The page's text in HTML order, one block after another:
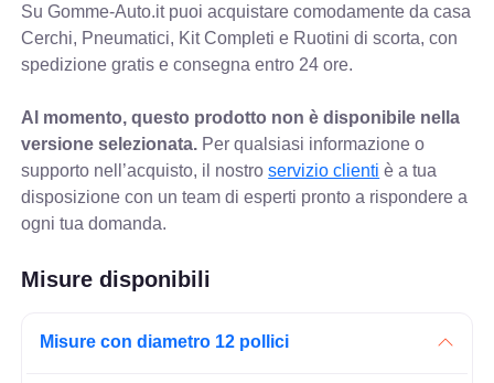
Su Gomme-Auto.it puoi acquistare comodamente da casa
Cerchi, Pneumatici, Kit Completi e Ruotini di scorta, con
spedizione gratis e consegna entro 24 ore.
Al momento, questo prodotto non è disponibile nella
versione selezionata. Per qualsiasi informazione o
supporto nell’acquisto, il nostroservizio clienti è a tua
disposizione con un team di esperti pronto a rispondere a
ogni tua domanda.
Misure disponibili
Misure con diametro 12 pollici